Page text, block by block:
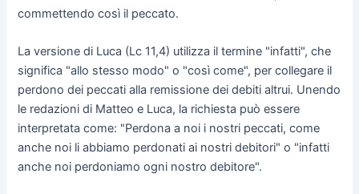
commettendo così il peccato.
La versione di Luca (Lc 11,4) utilizza il termine "infatti", che
significa "allo stesso modo" o "così come", per collegare il
perdono dei peccati alla remissione dei debiti altrui. Unendo
le redazioni di Matteo e Luca, la richiesta può essere
interpretata come: "Perdona a noi i nostri peccati, come
anche noi li abbiamo perdonati ai nostri debitori" o "infatti
anche noi perdoniamo ogni nostro debitore".